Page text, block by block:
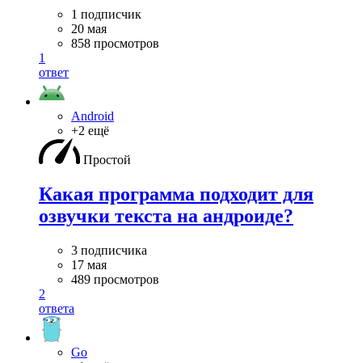
1 подписчик
20 мая
858 просмотров
1
ответ
Android
+2 ещё
Простой
Какая программа подходит для
озвучки текста на андроиде?
3 подписчика
17 мая
489 просмотров
2
ответа
Go